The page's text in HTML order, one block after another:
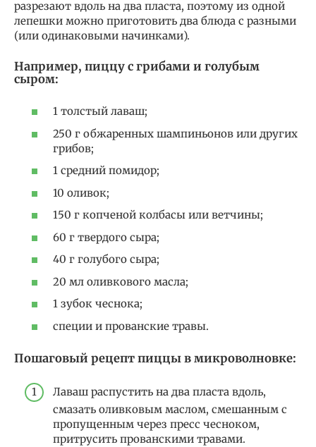
разрезают вдоль на два пласта, поэтому из одной
лепешки можно приготовить два блюда с разными
(или одинаковыми начинками).
Например, пиццу с грибами и голубым
сыром:
1 толстый лаваш;
250 г обжаренных шампиньонов или других
грибов;
1 средний помидор;
10 оливок;
150 г копченой колбасы или ветчины;
60 г твердого сыра;
40 г голубого сыра;
20 мл оливкового масла;
1 зубок чеснока;
специи и прованские травы.
Пошаговый рецепт пиццы в микроволновке:
Лаваш распустить на два пласта вдоль,
смазать оливковым маслом, смешанным с
пропущенным через пресс чесноком,
притрусить прованскими травами.